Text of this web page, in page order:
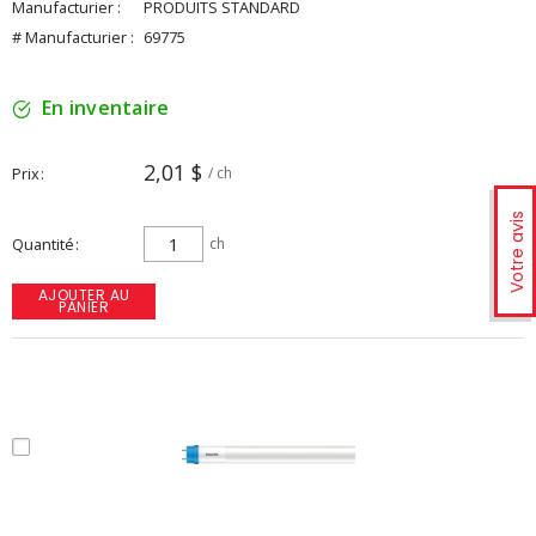
Votre avis
Manufacturier :
PRODUITS STANDARD
# Manufacturier : 69775
En inventaire
Prix 2,01 $ / ch
Quantité ch
AJOUTER AU
PANIER